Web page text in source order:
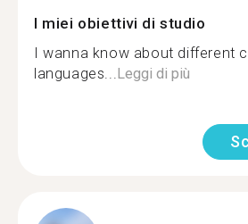
I miei obiettivi di studio
I wanna know about different
languages...Leggi di più